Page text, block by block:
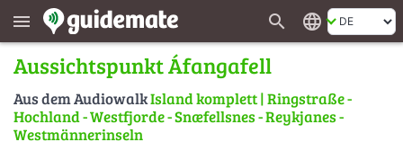
menu search language
Aussichtspunkt Áfangafell
Aus dem AudiowalkIsland komplett | Ringstraße -
Hochland - Westfjorde - Snæfellsnes - Reykjanes -
Westmännerinseln